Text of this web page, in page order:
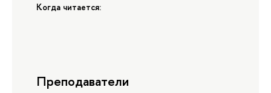
Когда читается:
Преподаватели